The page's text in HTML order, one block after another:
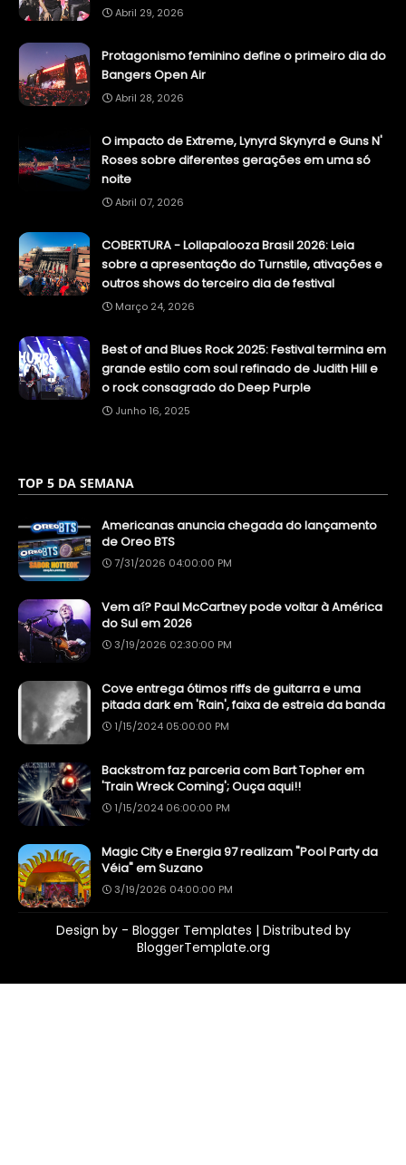
Abril 29, 2026
Protagonismo feminino define o primeiro dia do
Bangers Open Air
Abril 28, 2026
O impacto de Extreme, Lynyrd Skynyrd e Guns N'
Roses sobre diferentes gerações em uma só
noite
Abril 07, 2026
COBERTURA - Lollapalooza Brasil 2026: Leia
sobre a apresentação do Turnstile, ativações e
outros shows do terceiro dia de festival
Março 24, 2026
Best of and Blues Rock 2025: Festival termina em
grande estilo com soul refinado de Judith Hill e
o rock consagrado do Deep Purple
Junho 16, 2025
TOP 5 DA SEMANA
Americanas anuncia chegada do lançamento
de Oreo BTS
7/31/2026 04:00:00 PM
Vem aí? Paul McCartney pode voltar à América
do Sul em 2026
3/19/2026 02:30:00 PM
Cove entrega ótimos riffs de guitarra e uma
pitada dark em 'Rain', faixa de estreia da banda
1/15/2024 05:00:00 PM
Backstrom faz parceria com Bart Topher em
'Train Wreck Coming'; Ouça aqui!!
1/15/2024 06:00:00 PM
Magic City e Energia 97 realizam "Pool Party da
Véia" em Suzano
3/19/2026 04:00:00 PM
Design by - Blogger Templates | Distributed by
BloggerTemplate.org